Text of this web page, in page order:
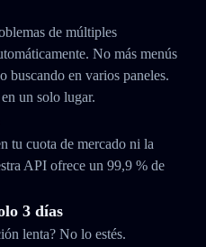
de múltiples
No más menús
buscando en varios paneles.
un solo lugar.
tu cuota de mercado ni la
API ofrece un 99,9 % de
3 días
lenta? No lo estés.